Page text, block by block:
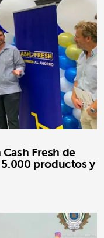
Fresh de
productos y